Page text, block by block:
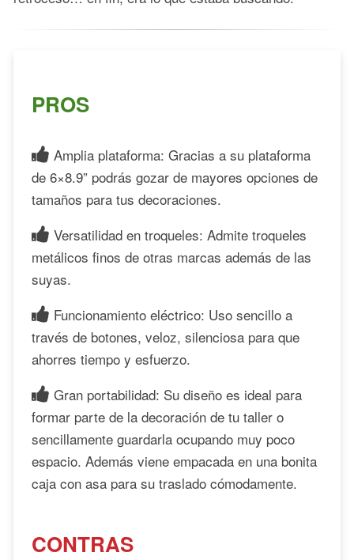
PROS
Amplia plataforma: Gracias a su plataforma
de 6×8.9” podrás gozar de mayores opciones de
tamaños para tus decoraciones.
Versatilidad en troqueles: Admite troqueles
metálicos finos de otras marcas además de las
suyas.
Funcionamiento eléctrico: Uso sencillo a
través de botones, veloz, silenciosa para que
ahorres tiempo y esfuerzo.
Gran portabilidad: Su diseño es ideal para
formar parte de la decoración de tu taller o
sencillamente guardarla ocupando muy poco
espacio. Además viene empacada en una bonita
caja con asa para su traslado cómodamente.
CONTRAS